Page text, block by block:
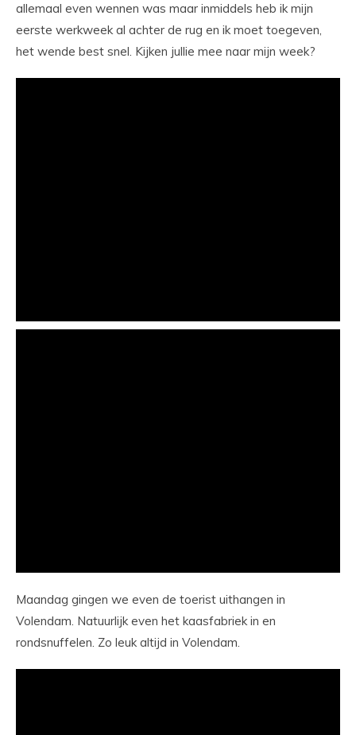
allemaal even wennen was maar inmiddels heb ik mijn
eerste werkweek al achter de rug en ik moet toegeven,
het wende best snel. Kijken jullie mee naar mijn week?
Maandag gingen we even de toerist uithangen in
Volendam. Natuurlijk even het kaasfabriek in en
rondsnuffelen. Zo leuk altijd in Volendam.